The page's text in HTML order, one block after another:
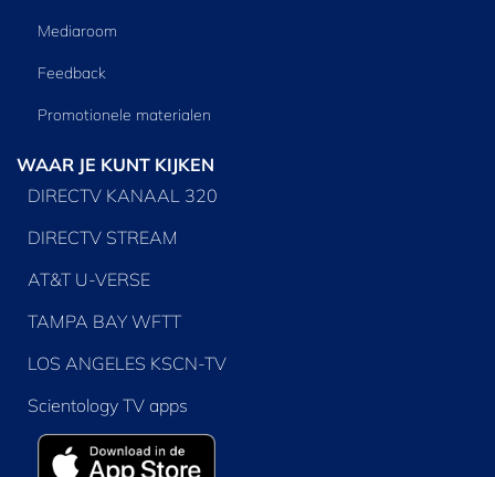
Mediaroom
Feedback
Promotionele materialen
WAAR JE KUNT KIJKEN
DIRECTV KANAAL 320
DIRECTV STREAM
AT&T U-VERSE
TAMPA BAY WFTT
LOS ANGELES KSCN-TV
Scientology TV apps